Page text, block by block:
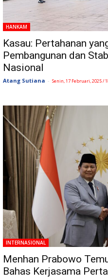
HANKAM
Kasau: Pertahanan
Pembangunan dan
Nasional
Atang Sutiana - Senin, 17 Februari, 2025 /
INTERNASIONAL
Menhan Prabowo
Bahas Kerjasama